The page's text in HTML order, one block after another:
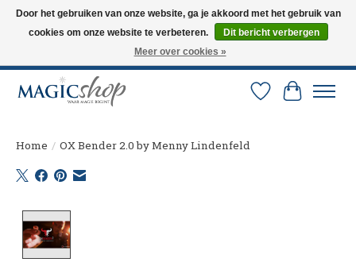
Altijd de nieuwste trucs op voorraad. Snelle verzending via PostNL en DHL.
Langskomen in onze winkel? Bel of mail om een afspraak te maken. 0251-
Verlanglijst
Home / OX Bender 2.0 by Menny Lindenfeld
Door het gebruiken van onze website, ga je akkoord met het gebruik van
cookies om onze website te verbeteren.
Dit bericht verbergen
Meer over cookies »